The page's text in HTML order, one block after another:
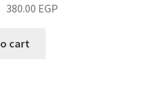
380.00 EGP
cart